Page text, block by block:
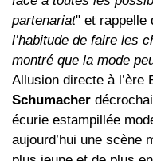
partenariat" et rappelle
l’habitude de faire les
montré que la mode
Allusion directe à l’ère
Schumacher
écurie estampillée
aujourd’hui une scène